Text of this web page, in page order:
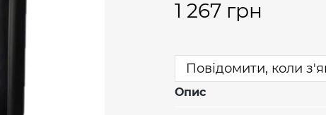
1 267 грн
Повідомити, коли
Опис